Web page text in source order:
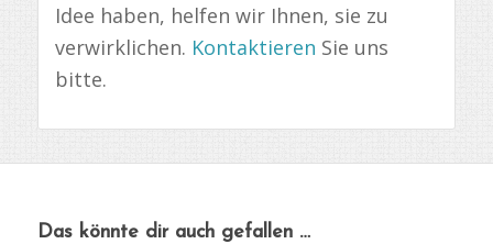
Idee haben, helfen wir Ihnen, sie zu
verwirklichen. Kontaktieren Sie uns
bitte.
Das könnte dir auch gefallen …